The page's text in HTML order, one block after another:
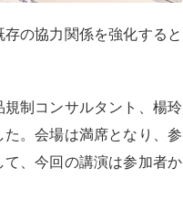
の協力関係を強化すると
規制コンサルタント、楊玲
。会場は満席となり、参
、今回の講演は参加者か